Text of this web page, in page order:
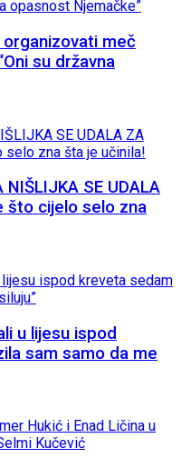
organizovati meč
su državna
NIŠLIJKA SE UDALA
što cijelo selo zna
u lijesu ispod
sam samo da me